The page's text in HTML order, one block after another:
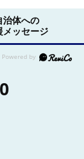
治体への
メッセージ